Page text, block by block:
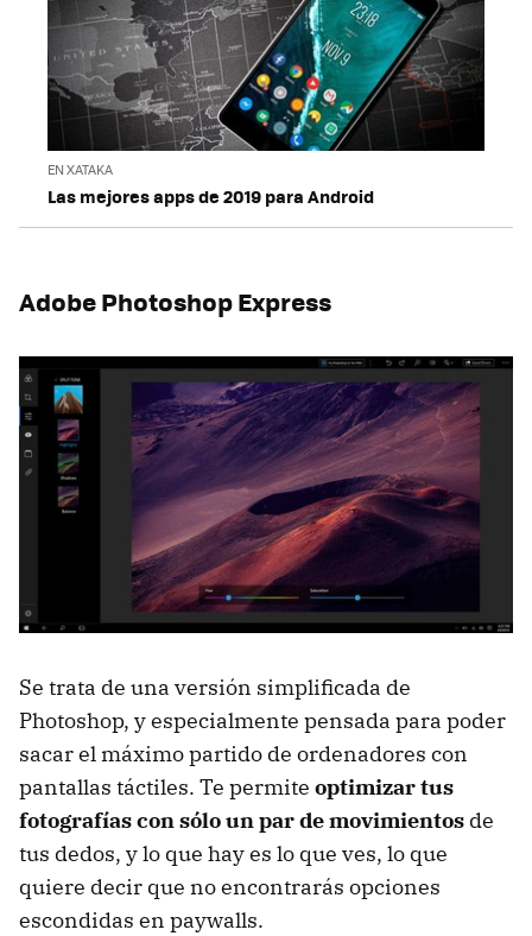
EN XATAKA
Las mejores apps de 2019 para Android
Adobe Photoshop Express
Se trata de una versión simplificada de
Photoshop, y especialmente pensada para poder
sacar el máximo partido de ordenadores con
pantallas táctiles. Te permite optimizar tus
fotografías con sólo un par de movimientos de
tus dedos, y lo que hay es lo que ves, lo que
quiere decir que no encontrarás opciones
escondidas en paywalls.